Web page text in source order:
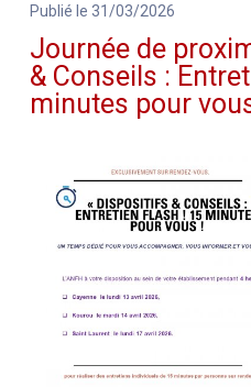
Publié le 31/03/2026
Journée de
& Conseils :
minutes pour